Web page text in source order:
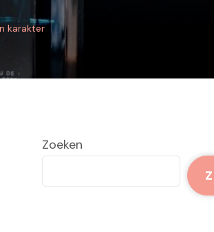
karakter
Zoeken